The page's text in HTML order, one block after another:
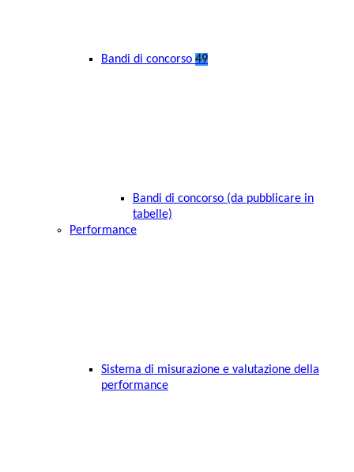
Bandi di concorso 49
Bandi di concorso (da pubblicare in
tabelle)
Performance
Sistema di misurazione e valutazione della
performance